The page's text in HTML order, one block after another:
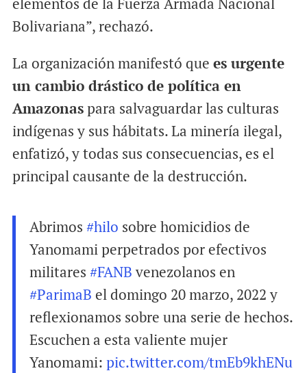
Bolivariana”, rechazó.
La organización manifestó que es urgente
un cambio drástico de política en
Amazonaspara salvaguardar las culturas
indígenas y sus hábitats. La minería ilegal,
enfatizó, y todas sus consecuencias, es el
principal causante de la destrucción.
Abrimos #hilo sobre homicidios de
Yanomami perpetrados por efectivos
militares #FANBvenezolanos en
#ParimaB el domingo 20 marzo, 2022 y
reflexionamos sobre una serie de hechos.
Escuchen a esta valiente mujer
Yanomami: pic.twitter.com/tmEb9khENu